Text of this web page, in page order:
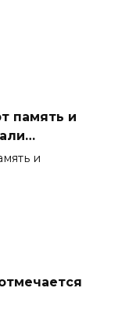
память и
и